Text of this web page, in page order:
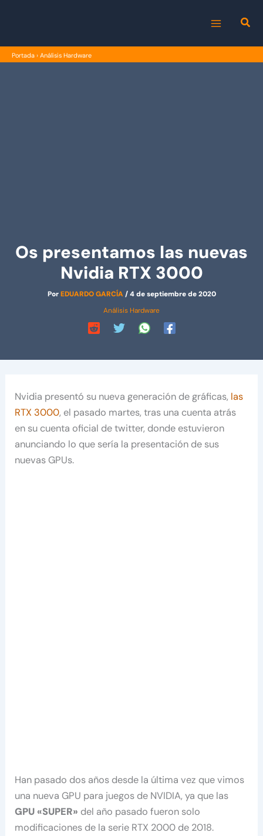
MENU
Portada › Análisis Hardware
Os presentamos las nuevas
Nvidia RTX 3000
PorEDUARDO GARCÍA/4 de septiembre de 2020
Análisis Hardware
Nvidia presentó su nueva generación de gráficas, las
RTX 3000, el pasado martes, tras una cuenta atrás
en su cuenta oficial de twitter, donde estuvieron
anunciando lo que sería la presentación de sus
nuevas GPUs.
Han pasado dos años desde la última vez que vimos
una nueva GPU para juegos de NVIDIA, ya que las
GPU «SUPER» del año pasado fueron solo
modificaciones de la serie RTX 2000 de 2018.